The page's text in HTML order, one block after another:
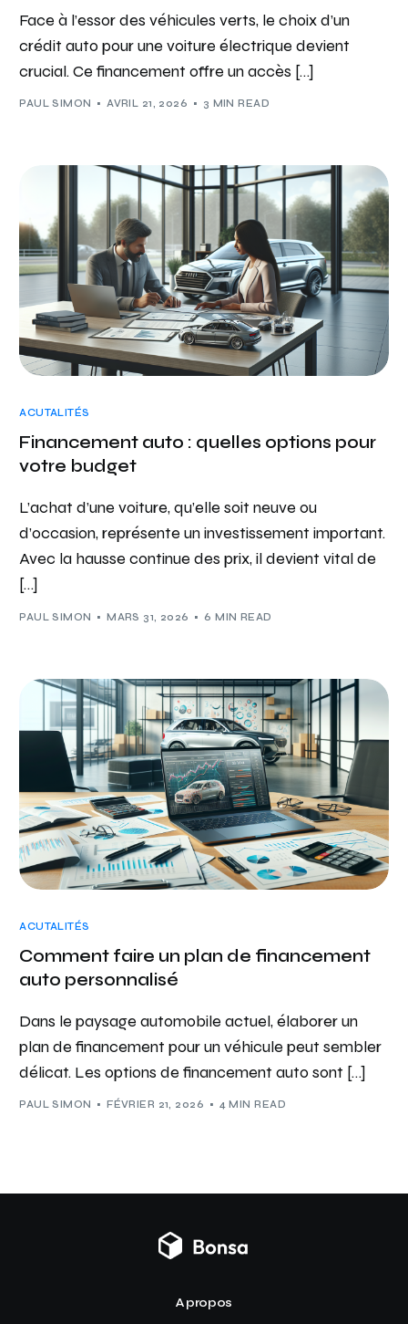
Face à l’essor des véhicules verts, le choix d’un
crédit auto pour une voiture électrique devient
crucial. Ce financement offre un accès […]
PAUL SIMON AVRIL 21, 2026 3 MIN READ
ACUTALITÉS
Financement auto : quelles options pour
votre budget
L’achat d’une voiture, qu’elle soit neuve ou
d’occasion, représente un investissement important.
Avec la hausse continue des prix, il devient vital de
[…]
PAUL SIMON MARS 31, 2026 6 MIN READ
ACUTALITÉS
Comment faire un plan de financement
auto personnalisé
Dans le paysage automobile actuel, élaborer un
plan de financement pour un véhicule peut sembler
délicat. Les options de financement auto sont […]
PAUL SIMON FÉVRIER 21, 2026 4 MIN READ
A propos